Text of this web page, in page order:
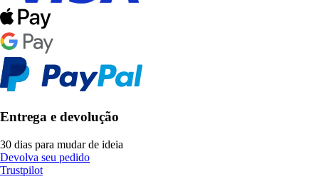
Entrega e devolução
30 dias para mudar de ideia
Devolva seu pedido
Trustpilot